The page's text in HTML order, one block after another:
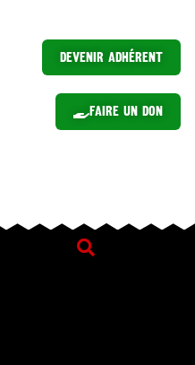
Devenir Adhérent
Faire un Don